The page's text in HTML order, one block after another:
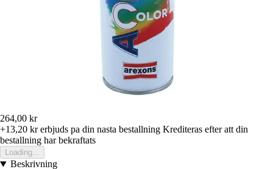
264,00 kr
+13,20 krerbjuds pa din nasta bestallning Krediteras efter att din
bestallning har bekraftats
Loading...
Beskrivning